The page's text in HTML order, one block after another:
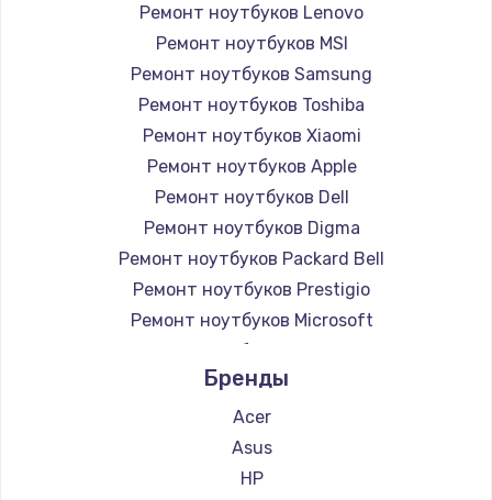
Ремонт ноутбуков Lenovo
Ремонт ноутбуков MSI
Ремонт ноутбуков Samsung
Ремонт ноутбуков Toshiba
Ремонт ноутбуков Xiaomi
Ремонт ноутбуков Apple
Ремонт ноутбуков Dell
Ремонт ноутбуков Digma
Ремонт ноутбуков Packard Bell
Ремонт ноутбуков Prestigio
Ремонт ноутбуков Microsoft
Ремонт ноутбуков Alienware
Ремонт ноутбуков Aquarius
Ремонт ноутбуков Gigabyte
Ремонт ноутбуков Aorus
Ремонт ноутбуков Maibenben
Бренды
Acer
Asus
HP